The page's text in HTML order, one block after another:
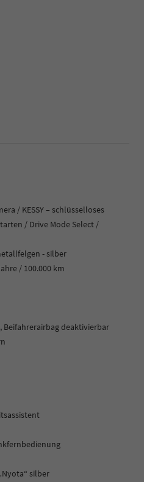
/ KESSY – schlüsselloses
/ Drive Mode Select /
- silber
/ 100.000 km
Beifahrerairbag deaktivierbar
silber